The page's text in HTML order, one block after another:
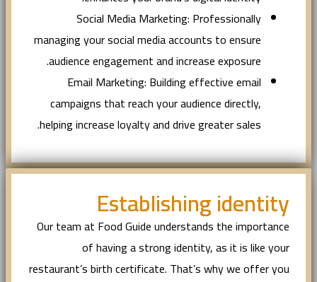
Social Media Marketing: Professionally
managing your social media accounts to ensure
audience engagement and increase exposure.
Email Marketing: Building effective email
campaigns that reach your audience directly,
helping increase loyalty and drive greater sales.
Establishing identity
Our team at Food Guide understands the importance
of having a strong identity, as it is like your
restaurant’s birth certificate. That’s why we offer you